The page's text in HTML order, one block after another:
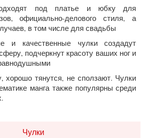
под платье и юбку для
официально-делового стиля, а
в том числе для свадьбы
и качественные чулки создадут
подчеркнут красоту ваших ног и
хорошо тянутся, не сползают. Чулки
манга также популярны среди
Чулки